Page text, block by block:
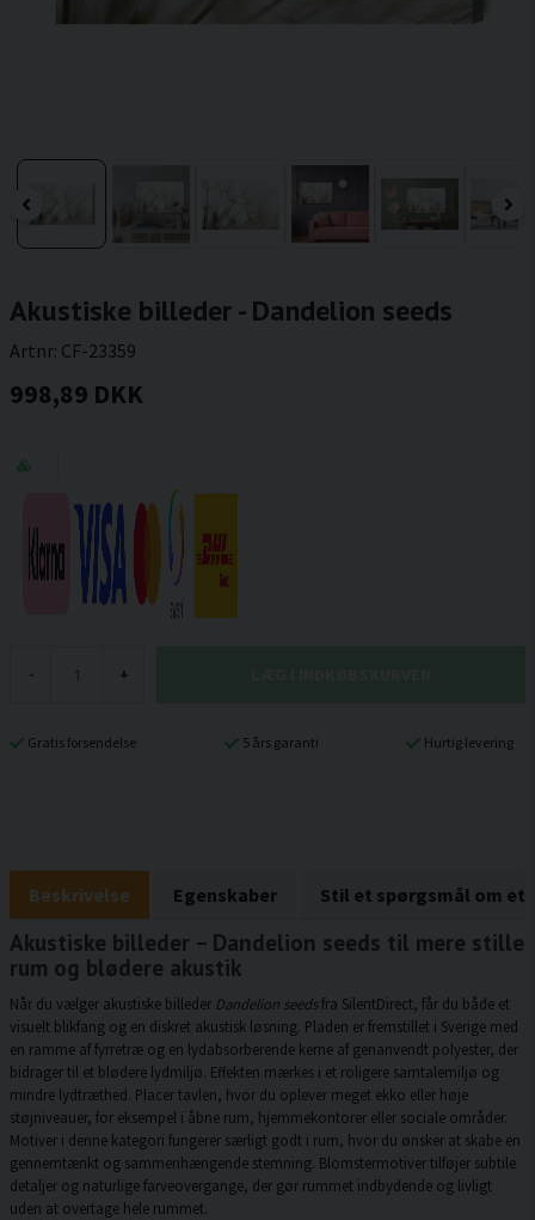
Akustiske billeder - Dandelion seeds
Artnr: CF-23359
998,89 DKK
- +
Gratis forsendelse 5 års garanti Hurtig levering
Beskrivelse Egenskaber Stil et spørgsmål om et
Akustiske billeder – Dandelion seeds til mere stille
rum og blødere akustik
Når du vælger akustiske billeder Dandelion seedsfra SilentDirect, får du både et
visuelt blikfang og en diskret akustisk løsning. Pladen er fremstillet i Sverige med
en ramme af fyrretræ og en lydabsorberende kerne af genanvendt polyester, der
bidrager til et blødere lydmiljø. Effekten mærkes i et roligere samtalemiljø og
mindre lydtræthed. Placer tavlen, hvor du oplever meget ekko eller høje
støjniveauer, for eksempel i åbne rum, hjemmekontorer eller sociale områder.
Motiver i denne kategori fungerer særligt godt i rum, hvor du ønsker at skabe en
gennemtænkt og sammenhængende stemning. Blomstermotiver tilføjer subtile
detaljer og naturlige farveovergange, der gør rummet indbydende og livligt
uden at overtage hele rummet.